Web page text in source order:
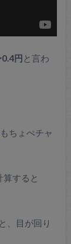
円 と言わ
もちょぺチャ
すると
、目が回り